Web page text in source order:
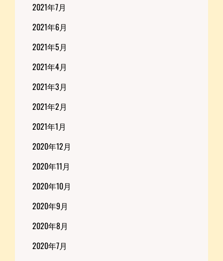
2021年7月
2021年6月
2021年5月
2021年4月
2021年3月
2021年2月
2021年1月
2020年12月
2020年11月
2020年10月
2020年9月
2020年8月
2020年7月